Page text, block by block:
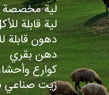
لية مخصصة
لية قابلة
دهون قابلة
دهن بقري
كوارع
زيت صناعي